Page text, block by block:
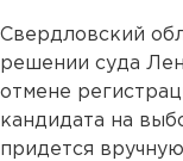
Свердловский
решении суда
отмене
кандидата на
придется